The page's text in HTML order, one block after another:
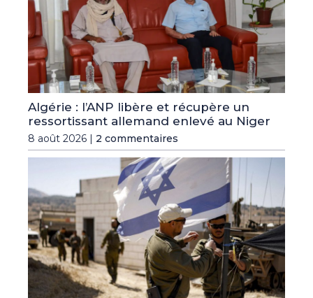
Algérie : l’ANP libère et récupère un
ressortissant allemand enlevé au Niger
8 août 2026 | 2 commentaires